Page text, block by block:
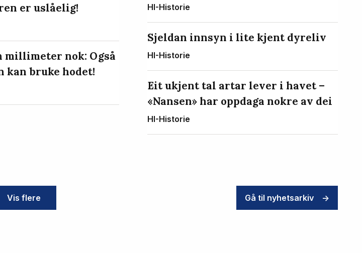
er uslåelig!
millimeter nok: Også
kan bruke hodet!
HI-Historie
Sjeldan innsyn i lite kjent dyreliv
HI-Historie
Eit ukjent tal artar lever i havet –
«Nansen» har oppdaga nokre av dei
HI-Historie
Vis flere Gå til nyhetsarkiv ->